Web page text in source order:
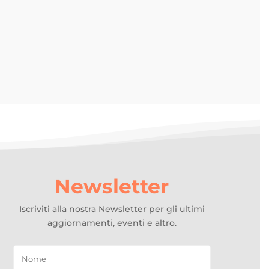
Newsletter
Iscriviti alla nostra Newsletter per gli ultimi
aggiornamenti, eventi e altro.